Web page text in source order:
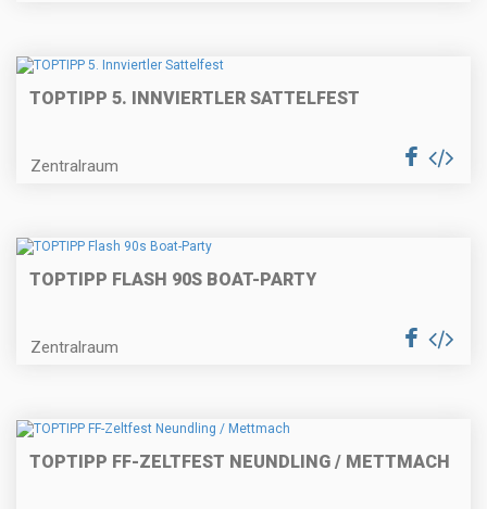
TOPTIPP 5. INNVIERTLER SATTELFEST
Zentralraum
TOPTIPP FLASH 90S BOAT-PARTY
Zentralraum
TOPTIPP FF-ZELTFEST NEUNDLING / METTMACH